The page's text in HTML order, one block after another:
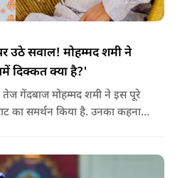
उठे सवाल! मोहम्मद शमी ने
दिक्कत क्या है?'
गेंदबाज मोहम्मद शमी ने इस पूरे
का समर्थन किया है. उनका कहना है